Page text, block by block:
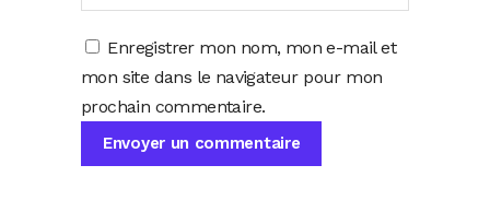
Enregistrer mon nom, mon e-mail et
mon site dans le navigateur pour mon
prochain commentaire.